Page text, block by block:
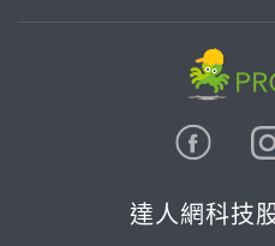
達人網科技